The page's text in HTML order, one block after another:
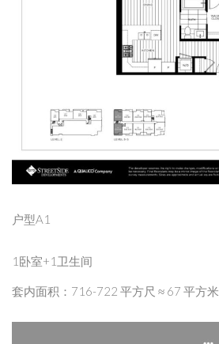
户型A1
1卧室+1卫生间
套内面积：716-722 平方尺 ≈ 67 平方米